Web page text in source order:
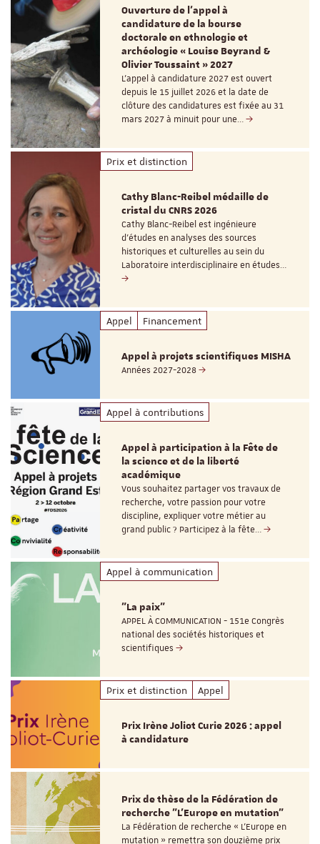
Ouverture de l'appel à
candidature de la bourse
doctorale en ethnologie et
archéologie « Louise Beyrand &
Olivier Toussaint » 2027
L’appel à candidature 2027 est ouvert
depuis le 15 juillet 2026 et la date de
clôture des candidatures est fixée au 31
mars 2027 à minuit pour une…
Prix et distinction
Cathy Blanc-Reibel médaille de
cristal du CNRS 2026
Cathy Blanc-Reibel est ingénieure
d’études en analyses des sources
historiques et culturelles au sein du
Laboratoire interdisciplinaire en études…
Appel Financement
Appel à projets scientifiques MISHA
Années 2027-2028
Appel à contributions
Appel à participation à la Fête de
la science et de la liberté
académique
Vous souhaitez partager vos travaux de
recherche, votre passion pour votre
discipline, expliquer votre métier au
grand public ? Participez à la fête…
Appel à communication
"La paix"
APPEL À COMMUNICATION - 151e Congrès
national des sociétés historiques et
scientifiques
Prix et distinction Appel
Prix Irène Joliot Curie 2026 : appel
à candidature
Prix de thèse de la Fédération de
recherche "L’Europe en mutation"
La Fédération de recherche « L’Europe en
mutation » remettra son douzième prix